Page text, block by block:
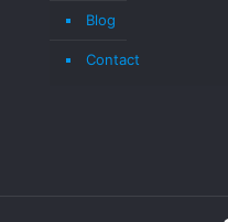
Blog
Contact